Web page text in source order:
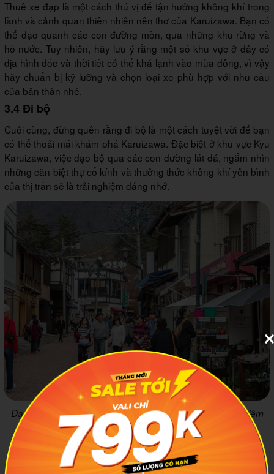
Thuê xe đạp là một cách thú vị để tận hưởng không khí trong
lành và cảnh quan thiên nhiên nên thơ của Karuizawa. Bạn có
thể dạo quanh các con đường mòn, qua những khu rừng và
hồ nước. Tuy nhiên, hãy lưu ý rằng một số khu vực ở đây có
địa hình dốc và thời tiết có thể khá lạnh vào mùa đông, vì vậy
hãy chuẩn bị kỹ lưỡng và chọn loại xe phù hợp với nhu cầu
của bản thân nhé.
3.4 Đi bộ
Cuối cùng, đừng quên rằng đi bộ là một cách tuyệt vời để bạn
có thể thoải mái khám phá Karuizawa. Đặc biệt ở khu vực Kyu
Karuizawa, việc dạo bộ qua các con đường lát đá, ngắm nhìn
những căn biệt thự cổ kính và thưởng thức không khí yên bình
của thị trấn sẽ là trải nghiệm đáng nhớ.
Dạo bộ quanh các con đường của Karuizawa là trải nghiệm
đáng nhớ. Ảnh: Expedia
10 điểm du lịch ở Karuizawa